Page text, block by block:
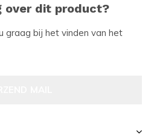
over dit product?
graag bij het vinden van het